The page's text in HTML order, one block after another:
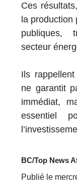
Ces
la
publiques,
secteur
Ils
ne garantit
immédiat,
essentiel
BC/Top News
Publié le